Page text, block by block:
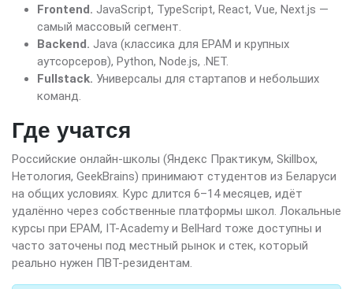
Frontend. JavaScript, TypeScript, React, Vue, Next.js —
самый массовый сегмент.
Backend. Java (классика для EPAM и крупных
аутсорсеров), Python, Node.js, .NET.
Fullstack. Универсалы для стартапов и небольших
команд.
Где учатся
Российские онлайн-школы (Яндекс Практикум, Skillbox,
Нетология, GeekBrains) принимают студентов из Беларуси
на общих условиях. Курс длится 6–14 месяцев, идёт
удалённо через собственные платформы школ. Локальные
курсы при EPAM, IT-Academy и BelHard тоже доступны и
часто заточены под местный рынок и стек, который
реально нужен ПВТ-резидентам.